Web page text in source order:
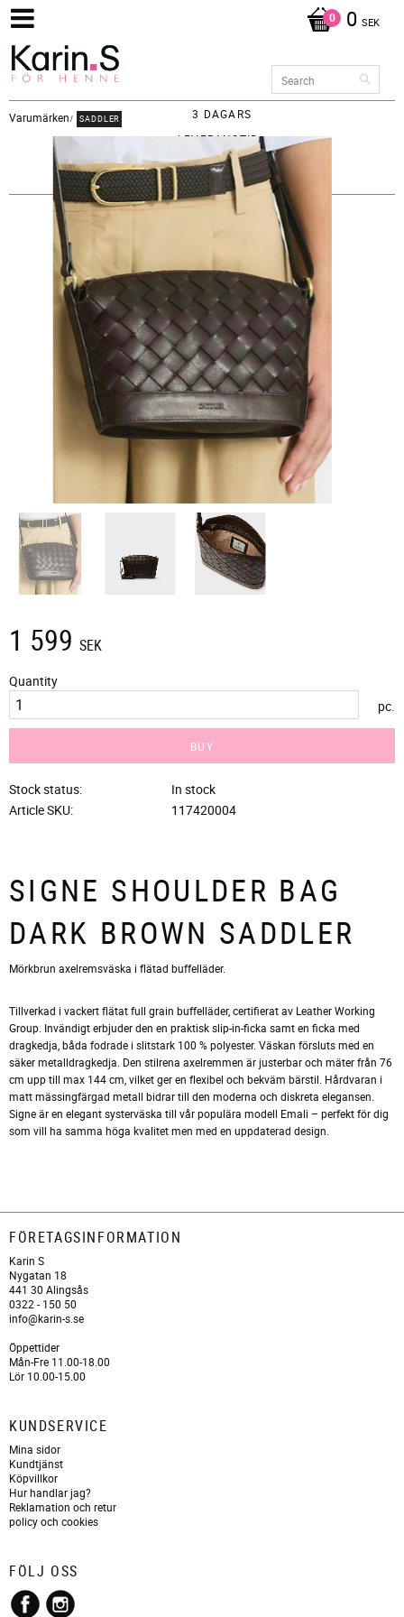
0 SEK
3 DAGARS
LEVERANSTID -
FRAKT 65KR
Varumärken SADDLER
1 599 SEK
Quantity
pc.
BUY
Stock status
In stock
Article SKU
117420004
SIGNE SHOULDER BAG
DARK BROWN SADDLER
Mörkbrun axelremsväska i flätad buffelläder.
Tillverkad i vackert flätat full grain buffelläder, certifierat av Leather Working
Group. Invändigt erbjuder den en praktisk slip-in-ficka samt en ficka med
dragkedja, båda fodrade i slitstark 100 % polyester. Väskan försluts med en
säker metalldragkedja. Den stilrena axelremmen är justerbar och mäter från 76
cm upp till max 144 cm, vilket ger en flexibel och bekväm bärstil. Hårdvaran i
matt mässingfärgad metall bidrar till den moderna och diskreta elegansen.
Signe är en elegant systerväska till vår populära modell Emali – perfekt för dig
som vill ha samma höga kvalitet men med en uppdaterad design.
FÖRETAGSINFORMATION
Karin S
Nygatan 18
441 30 Alingsås
0322 - 150 50
info@karin-s.se
Öppettider
Mån-Fre 11.00-18.00
Lör 10.00-15.00
KUNDSERVICE
Mina sidor
Kundtjänst
Köpvillkor
Hur handlar jag?
Reklamation och retur
policy och cookies
FÖLJ OSS